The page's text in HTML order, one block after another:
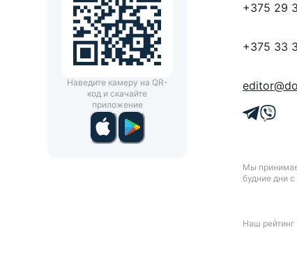
Наведите камеру на QR-
код и скачайте
приложение
+375 29
+375 33
Мы
будние дни
Наш рейтинг